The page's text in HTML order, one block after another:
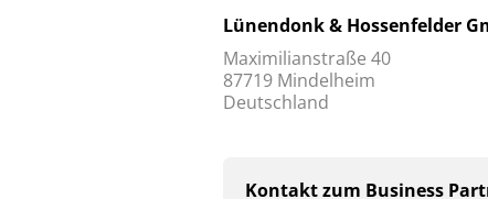
Lünendonk & Hossenfelder
Maximilianstraße 40
87719 Mindelheim
Deutschland
Kontakt zum Business